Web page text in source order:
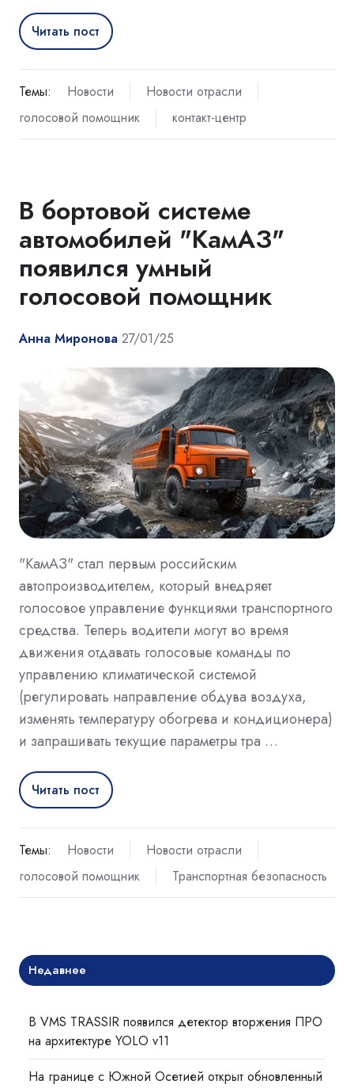
Читать пост
Темы: Новости
Новости отрасли
голосовой помощник
контакт-центр
В бортовой системе
автомобилей "КамАЗ"
появился умный
голосовой помощник
Анна Миронова 27/01/25
"КамАЗ" стал первым российским
автопроизводителем, который внедряет
голосовое управление функциями транспортного
средства. Теперь водители могут во время
движения отдавать голосовые команды по
управлению климатической системой
(регулировать направление обдува воздуха,
изменять температуру обогрева и кондиционера)
и запрашивать текущие параметры тра …
Читать пост
Темы: Новости
Новости отрасли
голосовой помощник
Транспортная безопасность
Недавнее
В VMS TRASSIR появился детектор вторжения ПРО
на архитектуре YOLO v11
На границе с Южной Осетией открыт обновленный